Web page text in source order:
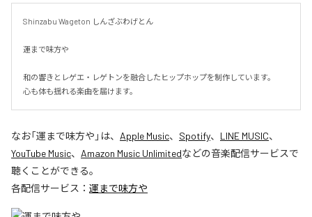
Shinzabu Wageton しんざぶわげとん
運まで味方や
和の響きとレゲエ・レゲトンを融合したヒップホップを制作しています。
心も体も揺れる楽曲を届けます。
なお「運まで味方や 」は、 Apple Music、 Spotify、 LINE MUSIC、
YouTube Music、 Amazon Music Unlimitedなどの音楽配信サービスで
聴くことができる。
各配信サービス： 運まで味方や